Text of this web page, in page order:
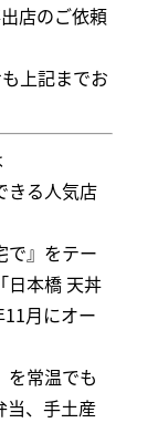
店のご依頼
上記までお
きる人気店
で』をテー
日本橋 天丼
月にオー
を常温でも
当、手土産